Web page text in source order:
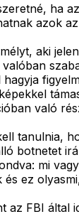
ha
azok
aki
való
tanulnia,
botnetet
mi
és ez
az FBI által